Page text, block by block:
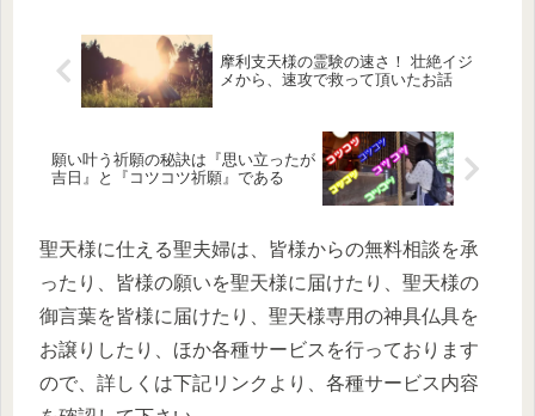
摩利支天様の霊験の速さ！ 壮絶イジ
メから、速攻で救って頂いたお話
願い叶う祈願の秘訣は『思い立ったが
吉日』と『コツコツ祈願』である
聖天様に仕える聖夫婦は、皆様からの無料相談を承
ったり、皆様の願いを聖天様に届けたり、聖天様の
御言葉を皆様に届けたり、聖天様専用の神具仏具を
お譲りしたり、ほか各種サービスを行っております
ので、詳しくは下記リンクより、各種サービス内容